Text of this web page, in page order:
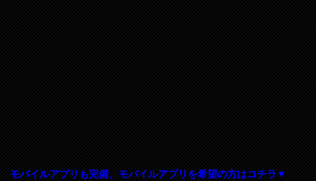
モバイルアプリも完備、モバイルアプリを希望の方はコチラ▼